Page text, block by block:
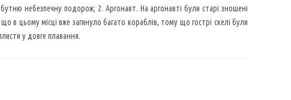
небезпечну подорож; 2. Аргонавт. На аргонавті були старі зношені
в цьому місці вже загинуло багато кораблів, тому що гострі скелі були
у довге плавання.